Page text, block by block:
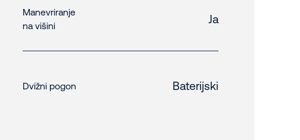
Manevriranje
na višini
Ja
Dvižni pogon Baterijski